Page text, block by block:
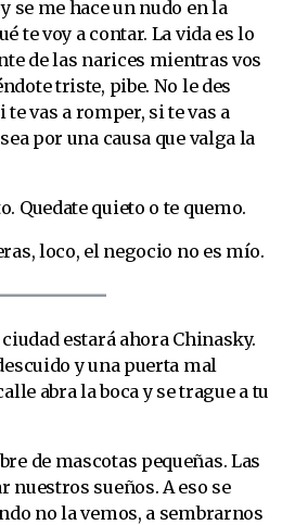
se me hace un nudo en la
te voy a contar. La vida es lo
de las narices mientras vos
triste, pibe. No le des
vas a romper, si te vas a
por una causa que valga la
Quedate quieto o te quemo.
loco, el negocio no es mío.
estará ahora Chinasky.
y una puerta mal
abra la boca y se trague a tu
de mascotas pequeñas. Las
nuestros sueños. A eso se
no la vemos, a sembrarnos